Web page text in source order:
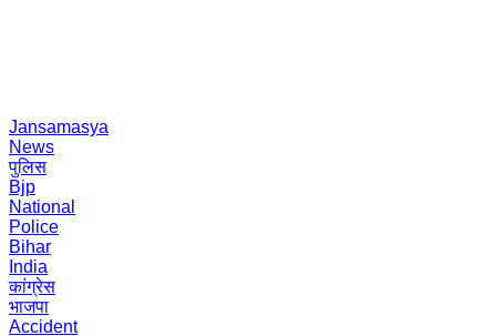
Jansamasya
News
पुलिस
Bjp
National
Police
Bihar
India
कांग्रेस
भाजपा
Accident